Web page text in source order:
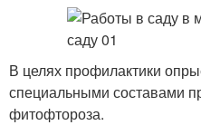
В целях профилактики
специальными составами
фитофтороза.